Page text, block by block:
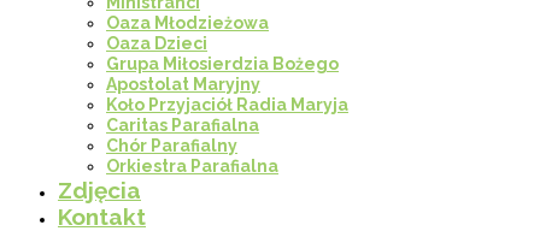
Oaza Młodzieżowa
Oaza Dzieci
Grupa Miłosierdzia Bożego
Apostolat Maryjny
Koło Przyjaciół Radia Maryja
Caritas Parafialna
Chór Parafialny
Orkiestra Parafialna
Zdjęcia
Kontakt